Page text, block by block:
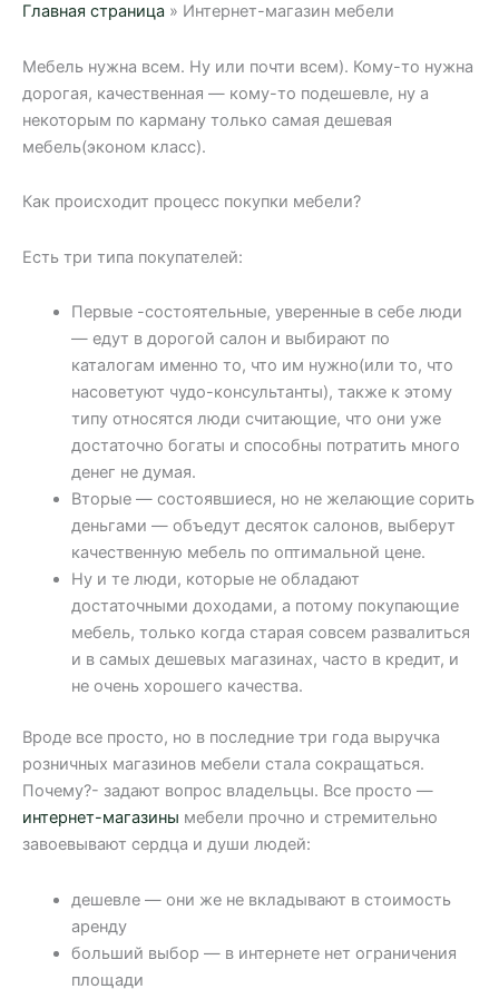
Главная страница » Интернет-магазин мебели
Мебель нужна всем. Ну или почти всем). Кому-то нужна
дорогая, качественная — кому-то подешевле, ну а
некоторым по карману только самая дешевая
мебель(эконом класс).
Как происходит процесс покупки мебели?
Есть три типа покупателей:
Первые -состоятельные, уверенные в себе люди
— едут в дорогой салон и выбирают по
каталогам именно то, что им нужно(или то, что
насоветуют чудо-консультанты), также к этому
типу относятся люди считающие, что они уже
достаточно богаты и способны потратить много
денег не думая.
Вторые — состоявшиеся, но не желающие сорить
деньгами — объедут десяток салонов, выберут
качественную мебель по оптимальной цене.
Ну и те люди, которые не обладают
достаточными доходами, а потому покупающие
мебель, только когда старая совсем развалиться
и в самых дешевых магазинах, часто в кредит, и
не очень хорошего качества.
Вроде все просто, но в последние три года выручка
розничных магазинов мебели стала сокращаться.
Почему?- задают вопрос владельцы. Все просто —
интернет-магазины мебели прочно и стремительно
завоевывают сердца и души людей:
дешевле — они же не вкладывают в стоимость
аренду
больший выбор — в интернете нет ограничения
площади